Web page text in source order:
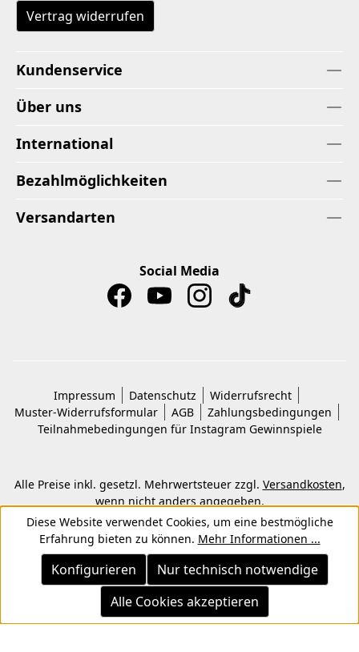
Vertrag widerrufen
Kundenservice
Über uns
International
Bezahlmöglichkeiten
Versandarten
Social Media
Impressum Datenschutz
Widerrufsrecht
Muster-Widerrufsformular
AGB
Zahlungsbedingungen
Teilnahmebedingungen für Instagram Gewinnspiele
Alle Preise inkl. gesetzl. Mehrwertsteuer zzgl. Versandkosten,
wenn nicht anders angegeben.
© 2026 Copyright © Kwon KG. Alle Rechte vorbehalten.
Diese Website verwendet Cookies, um eine bestmögliche
Erfahrung bieten zu können. Mehr Informationen ...
Nur technisch notwendige
Konfigurieren
Alle Cookies akzeptieren